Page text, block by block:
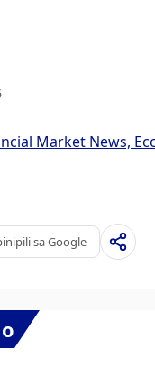
Market News,
sa Google